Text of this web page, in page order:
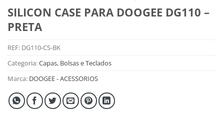
SILICON CASE PARA DOOGEE DG110 –
PRETA
REF: DG110-CS-BK
Categoria:Capas, Bolsas e Teclados
Marca: DOOGEE - ACESSORIOS